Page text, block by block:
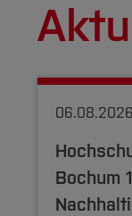
06.08.2026
Bochum